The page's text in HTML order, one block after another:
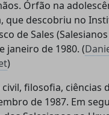
Órfão na
que descobriu no
de Sales
janeiro de 1980. (
)
filosofia, ciências
de 1987. Em